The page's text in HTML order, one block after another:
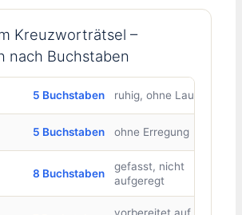
Kreuzworträtsel –
nach Buchstaben
5 Buchstaben ruhig, ohne Laut
5 Buchstaben ohne Erregung
8 Buchstaben
gefasst, nicht
aufgeregt
vorbereitet auf